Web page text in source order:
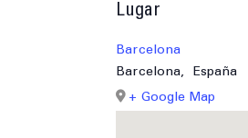
Lugar
Barcelona
Barcelona,
España
+ Google Map